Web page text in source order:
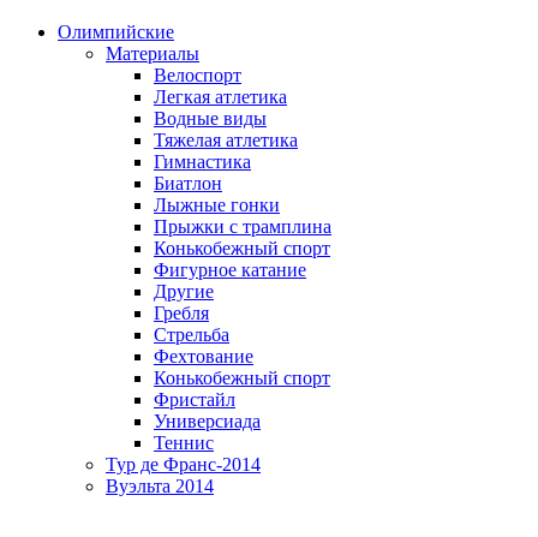
Олимпийские
Материалы
Велоспорт
Легкая атлетика
Водные виды
Тяжелая атлетика
Гимнастика
Биатлон
Лыжные гонки
Прыжки с трамплина
Конькобежный спорт
Фигурное катание
Другие
Гребля
Стрельба
Фехтование
Конькобежный спорт
Фристайл
Универсиада
Теннис
Тур де Франс-2014
Вуэльта 2014